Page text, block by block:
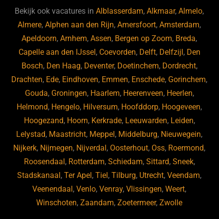
b
o
o
k
ky dI
n
Bekijk ook vacatures inAlblasserdam,Alkmaar,Almelo,
Almere,Alphen aan den Rijn,Amersfoort,Amsterdam,
Apeldoorn,Arnhem,Assen, Bergen op Zoom, Breda,
Capelle aan den IJssel , Coevorden, Delft, Delfzijl , Den
Bosch, Den Haag, Deventer, Doetinchem, Dordrecht,
Drachten, Ede, Eindhoven, Emmen, Enschede, Gorinchem,
Gouda, Groningen, Haarlem, Heerenveen, Heerlen,
Helmond, Hengelo, Hilversum, Hoofddorp, Hoogeveen,
Hoogezand, Hoorn, Kerkrade, Leeuwarden, Leiden,
Lelystad, Maastricht, Meppel , Middelburg, Nieuwegein,
Nijkerk, Nijmegen, Nijverdal , Oosterhout, Oss, Roermond,
Roosendaal , Rotterdam, Schiedam, Sittard, Sneek,
Stadskanaal ,Ter Apel ,Tiel ,Tilburg, Utrecht,Veendam,
Veenendaal ,Venlo,Venray,Vlissingen,Weert,
Winschoten,Zaandam,Zoetermeer,Zwolle